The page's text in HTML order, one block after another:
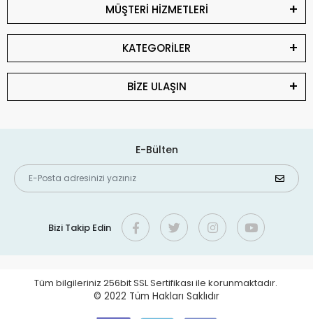
MÜŞTERİ HİZMETLERİ
KATEGORİLER
BİZE ULAŞIN
E-Bülten
Bizi Takip Edin
Tüm bilgileriniz 256bit SSL Sertifikası ile korunmaktadır.
© 2022 Tüm Hakları Saklıdır